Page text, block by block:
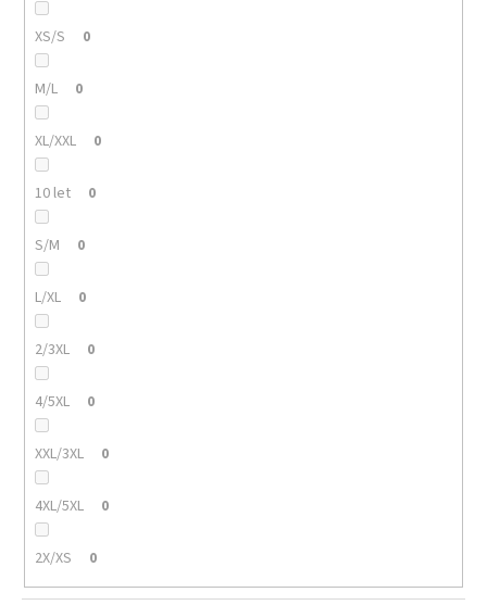
XS/S 0
M/L 0
XL/XXL 0
10 let 0
S/M 0
L/XL 0
2/3XL 0
4/5XL 0
XXL/3XL 0
4XL/5XL 0
2X/XS 0